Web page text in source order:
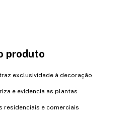
produto
exclusividade à decoração
e evidencia as plantas
residenciais e comerciais